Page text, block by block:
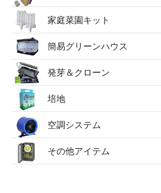
家庭菜園キット
簡易グリーンハウス
発芽＆クローン
培地
空調システム
その他アイテム